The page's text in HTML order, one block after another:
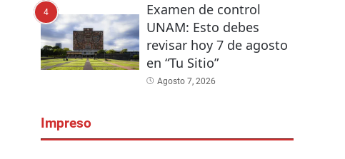
4
Examen de control
UNAM: Esto debes
revisar hoy 7 de agosto
en “Tu Sitio”
Agosto 7, 2026
Impreso